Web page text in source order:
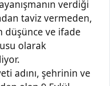
verdiği
taviz vermeden,
düşünce ve ifade
olarak
adını, şehrinin ve